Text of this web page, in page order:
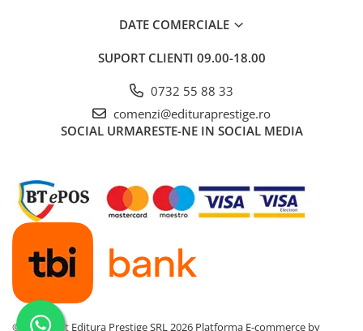
SF & Fantasy
Carti cartonate
Descopera lumea
Descopera si invata
Din ograda
Povesti pe roti
Primele notiuni
Carti de colorat
DATE COMERCIALE
SUPORT CLIENTI 09.00-18.00
0732 55 88 33
comenzi@edituraprestige.ro
SOCIAL URMARESTE-NE IN SOCIAL MEDIA
©Copyright Editura Prestige SRL 2026 Platforma E-commerce by